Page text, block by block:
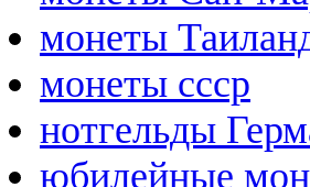
монеты
монеты ссср
нотгельды
юбилейные